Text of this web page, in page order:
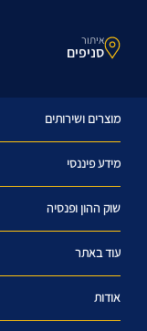
איתור
סניפים
מוצרים ושירותים
מידע פיננסי
שוק ההון ופנסיה
עוד באתר
אודות